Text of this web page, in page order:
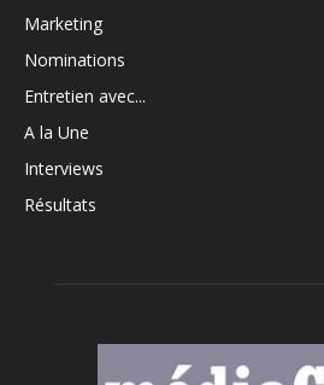
Marketing
Nominations
Entretien avec...
A la Une
Interviews
Résultats